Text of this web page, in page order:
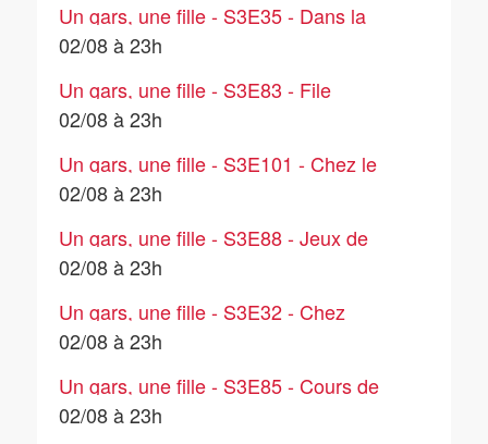
Un gars, une fille - S3E35 - Dans la
cuisine (5)
02/08 à 23h
Un gars, une fille - S3E83 - File
d'attente (4)
02/08 à 23h
Un gars, une fille - S3E101 - Chez le
nutritionniste
02/08 à 23h
Un gars, une fille - S3E88 - Jeux de
société (1)
02/08 à 23h
Un gars, une fille - S3E32 - Chez
Jeannette et Roger (1)
02/08 à 23h
Un gars, une fille - S3E85 - Cours de
secourisme
02/08 à 23h